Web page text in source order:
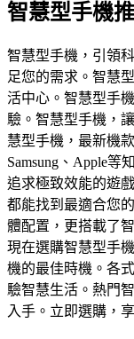
智慧型手機
智慧型手機，引領
足您的需求。智慧
活中心。智慧型手
驗。智慧型手機，
慧型手機，最新機
Samsung、Apple等
追求極致效能的遊
都能找到最適合您
體配置，更搭載了
現在選購智慧型手
機的最佳時機。各
驗智慧生活。熱門
入手。立即選購，